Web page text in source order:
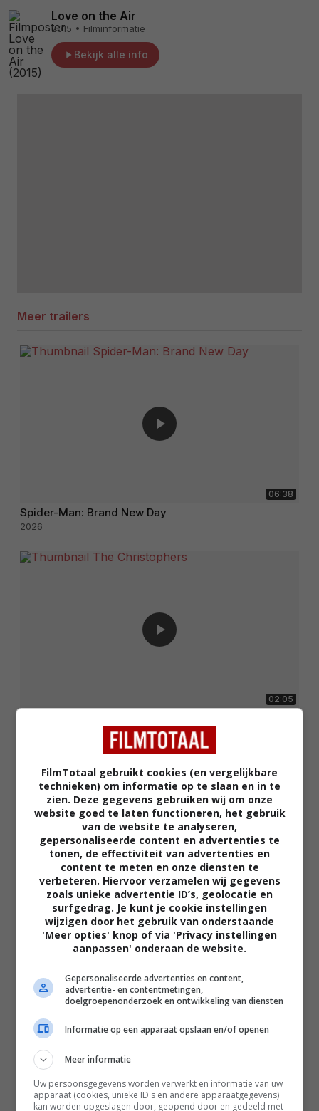
Love on the Air
2015 • Filminformatie
Bekijk alle info
Meer trailers
06:38
Spider-Man: Brand New Day
2026
02:05
The Uprising
FilmTotaal gebruikt cookies (en vergelijkbare
technieken) om informatie op te slaan en in te
zien. Deze gegevens gebruiken wij om onze
website goed te laten functioneren, het gebruik
van de website te analyseren,
gepersonaliseerde content en advertenties te
tonen, de effectiviteit van advertenties en
content te meten en onze diensten te
verbeteren. Hiervoor verzamelen wij gegevens
zoals unieke advertentie ID’s, geolocatie en
surfgedrag. Je kunt je cookie instellingen
wijzigen door het gebruik van onderstaande
'Meer opties' knop of via 'Privacy instellingen
aanpassen' onderaan de website.
Gepersonaliseerde advertenties en content,
advertentie- en contentmetingen,
doelgroepenonderzoek en ontwikkeling van diensten
Informatie op een apparaat opslaan en/of openen
Meer informatie
Uw persoonsgegevens worden verwerkt en informatie van uw
apparaat (cookies, unieke ID's en andere apparaatgegevens)
kan worden opgeslagen door, geopend door en gedeeld met